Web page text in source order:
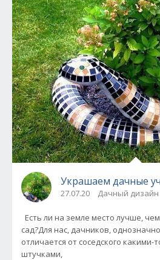
Украшаем дачные
27.07.20 Дачный дизайн
Есть ли на земле место лучше,
сад?Для нас, дачников,
отличается от соседского
штучками,